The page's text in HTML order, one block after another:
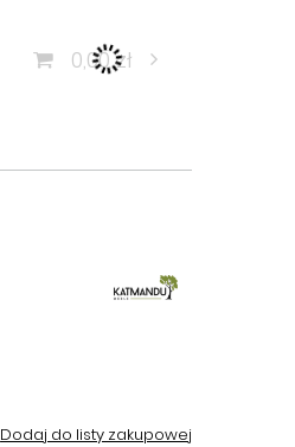
0,00 zł
Dodaj do listy zakupowej